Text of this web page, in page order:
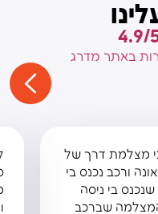
4.9/
מצלמת דרך של
ורכב נכנס בי
שנכנס בי ניסה
שברכב